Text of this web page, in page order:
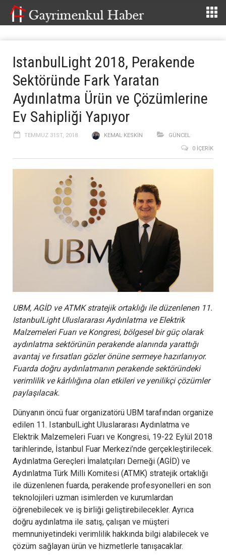
IstanbulLight 2018, Perakende
Sektöründe Fark Yaratan
Aydınlatma Ürün ve Çözümlerine
Ev Sahipliği Yapıyor
TEMMUZ 31ST, 2018 KEMAL KESKIN
GÜNCEL
0 İÇERIK
UBM, AGİD ve ATMK stratejik ortaklığı ile düzenlenen 11.
IstanbulLight Uluslararası Aydınlatma ve Elektrik
Malzemeleri Fuarı ve Kongresi, bölgesel bir güç olarak
aydınlatma sektörünün perakende alanında yarattığı
avantaj ve fırsatları gözler önüne sermeye hazırlanıyor.
Fuarda doğru aydınlatmanın perakende sektöründeki
verimlilik ve kârlılığına olan etkileri ve yenilikçi çözümler
paylaşılacak.
Dünyanın öncü fuar organizatörü UBM tarafından organize
edilen 11. IstanbulLight Uluslararası Aydınlatma ve
Elektrik Malzemeleri Fuarı ve Kongresi, 19-22 Eylül 2018
tarihlerinde, İstanbul Fuar Merkezi’nde gerçekleştirilecek.
Aydınlatma Gereçleri İmalatçıları Derneği (AGİD) ve
Aydınlatma Türk Milli Komitesi (ATMK) stratejik ortaklığı
ile düzenlenen fuarda, perakende profesyonelleri en son
teknolojileri uzman isimlerden ve kurumlardan
öğrenebilecek ve iş birliği geliştirebilecekler. Ayrıca
doğru aydınlatma ile satış, çalışan ve müşteri
memnuniyetindeki verimlilik hakkında bilgi alabilecek ve
çözüm sağlayan ürün ve hizmetlerle tanışacaklar.